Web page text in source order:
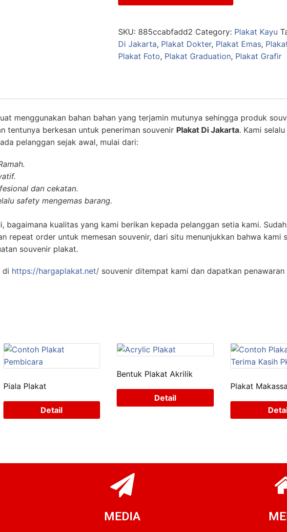
SKU: 885ccabfadd2 Category: Plakat Kayu
Di Jakarta, Plakat Dokter, Plakat Emas,
Plakat Foto, Plakat Graduation, Plakat Grafir
menggunakan bahan bahan yang terjamin mutunya sehingga produk
tentunya berkesan untuk peneriman souvenir Plakat Di Jakarta. Kami selalu
pelanggan sejak awal, mulai dari:
dan cekatan.
safety mengemas barang.
bagaimana kualitas yang kami berikan kepada pelanggan setia kami.
repeat order untuk memesan souvenir, dari situ menunjukkan bahwa kami
souvenir plakat.
di https://hargaplakat.net/ souvenir ditempat kami dan dapatkan penawaran
Piala Plakat
Detail
Bentuk Plakat Akrilik
Detail
Plakat
MEDIA